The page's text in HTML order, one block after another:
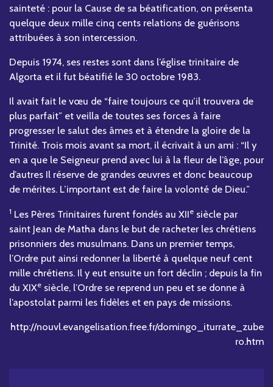
sainteté : pour la Cause de sa béatification, on présenta
quelque deux mille cinq cents relations de guérisons
attribuées à son intercession.
Depuis 1974, ses restes sont dans l’église trinitaire de
Algorta et il fut béatifié le 30 octobre 1983.
Il avait fait le vœu de “faire toujours ce qu’il trouvera de
plus parfait” et veilla de toutes ses forces à faire
progresser le salut des âmes et à étendre la gloire de la
Trinité. Trois mois avant sa mort, il écrivait à un ami : “Il y
en a que le Seigneur prend avec lui à la fleur de l’âge, pour
d’autres Il réserve de grandes œuvres et donc beaucoup
de mérites. L’important est de faire la volonté de Dieu.”
1 Les Pères Trinitaires furent fondés au XIIe siècle par
saint Jean de Matha dans le but de racheter les chrétiens
prisonniers des musulmans. Dans un premier temps,
l’Ordre put ainsi redonner la liberté à quelque neuf cent
mille chrétiens. Il y eut ensuite un fort déclin ; depuis la fin
du XIXe siècle, l’Ordre se reprend un peu et se donne à
l’apostolat parmi les fidèles et en pays de missions.
http://nouvl.evangelisation.free.fr/domingo_iturrate_zube
ro.htm